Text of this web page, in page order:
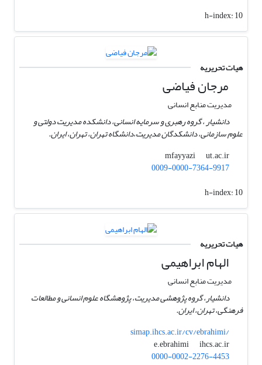
h-index:10
هیات تحریریه
مرجان فیاضی
مدیریت منابع انسانی
دانشیار ، گروه رهبری و سرمایه انسانی، دانشکده مدیریت دولتی و
علوم سازمانی، دانشکدگان مدیریت،دانشگاه تهران، تهران، ایران.
mfayyazi
ut.ac.ir
0009-0000-7364-9917
h-index:10
هیات تحریریه
الهام ابراهیمی
مدیریت منابع انسانی
دانشیار، گروه پژوهشی مدیریت، پژوهشگاه علوم انسانی و مطالعات
فرهنگی، تهران، ایران.
simap.ihcs.ac.ir/cv/ebrahimi/
e.ebrahimi
ihcs.ac.ir
0000-0002-2276-4453